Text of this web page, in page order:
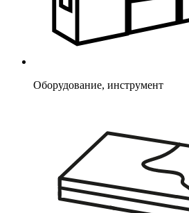
Оборудование, инструмент